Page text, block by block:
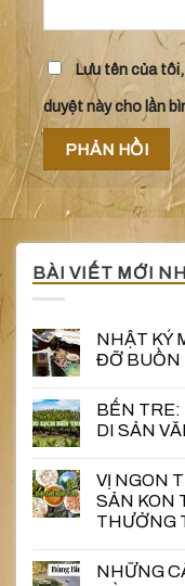
Lưu tên của
duyệt này cho lần
BÀI VIẾT MỚI
NHẬT KÝ
ĐỠ BUỒN
BẾN TRE:
DI SẢN
VỊ NGON
SẢN KON
THƯỞNG
NHỮNG